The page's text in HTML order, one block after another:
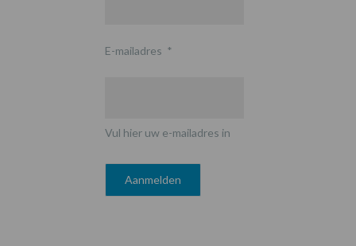
E-mailadres *
Vul hier uw e-mailadres in